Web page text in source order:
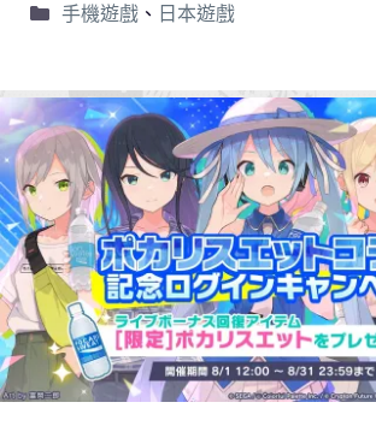
手機遊戲、 日本遊戲